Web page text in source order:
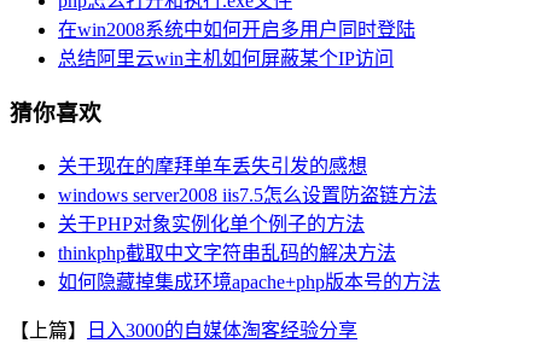
在win2008系统中如何开启多用户同时登陆
总结阿里云win主机如何屏蔽某个IP访问
猜你喜欢
关于现在的摩拜单车丢失引发的感想
windows server2008 iis7.5怎么设置防盗链方法
关于PHP对象实例化单个例子的方法
thinkphp截取中文字符串乱码的解决方法
如何隐藏掉集成环境apache+php版本号的方法
【上篇】
日入3000的自媒体淘客经验分享